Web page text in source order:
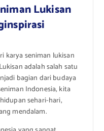
Lukisan
karya seniman lukisan
adalah salah satu
bagian dari budaya
Indonesia, kita
sehari-hari,
mendalam.